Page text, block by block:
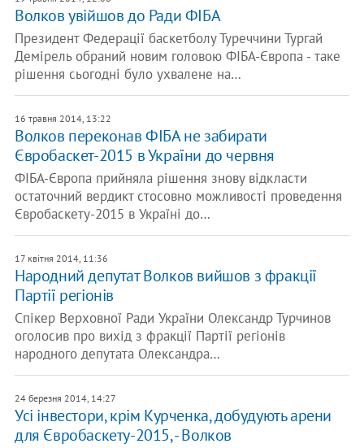
Волков увійшов до Ради ФІБА
Президент Федерації баскетболу Туреччини Тургай
Демірель обраний новим головою ФІБА-Європа - таке
рішення сьогодні було ухвалене на…
16 травня 2014, 13:22
Волков переконав ФІБА не забирати
Євробаскет-2015 в України до червня
ФІБА-Європа прийняла рішення знову відкласти
остаточний вердикт стосовно можливості проведення
Євробаскету-2015 в Україні до…
17 квітня 2014, 11:36
Народний депутат Волков вийшов з фракції
Партії регіонів
Спікер Верховної Ради України Олександр Турчинов
оголосив про вихід з фракції Партії регіонів
народного депутата Олександра…
24 березня 2014, 14:27
Усі інвестори, крім Курченка, добудують арени
для Євробаскету-2015, - Волков